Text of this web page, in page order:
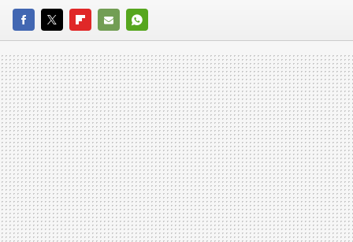
FACEBOOK
TWITTERFLIPBOARD
E-
MAIL
WHATSAPP